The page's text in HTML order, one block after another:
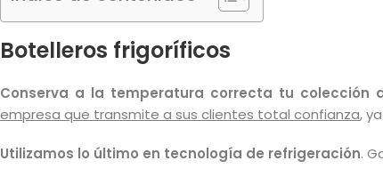
Botelleros frigoríficos
Conserva a la temperatura correcta tu colección
empresa que transmite a sus clientes total confianza,
Utilizamos lo último en tecnología de refrigeración.